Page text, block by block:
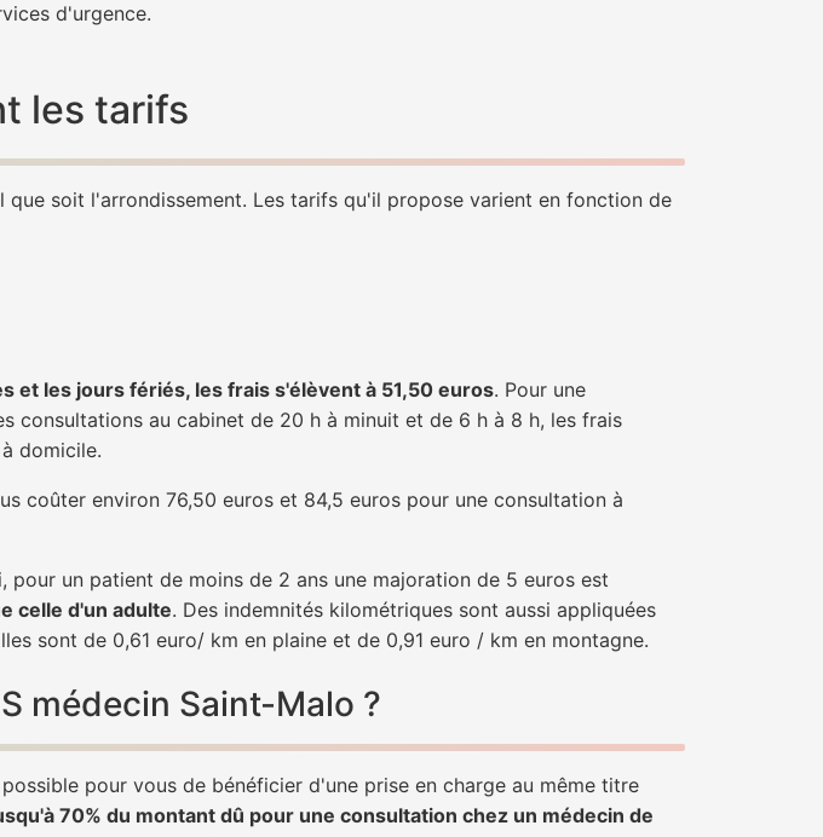
d'urgence.
les tarifs
soit l'arrondissement. Les tarifs qu'il propose varient en fonction de
et les jours fériés, les frais s'élèvent à 51,50 euros. Pour une
consultations au cabinet de 20 h à minuit et de 6 h à 8 h, les frais
domicile.
coûter environ 76,50 euros et 84,5 euros pour une consultation à
un patient de moins de 2 ans une majoration de 5 euros est
celle d'un adulte. Des indemnités kilométriques sont aussi appliquées
sont de 0,61 euro/ km en plaine et de 0,91 euro / km en montagne.
médecin Saint-Malo ?
pour vous de bénéficier d'une prise en charge au même titre
70% du montant dû pour une consultation chez un médecin de